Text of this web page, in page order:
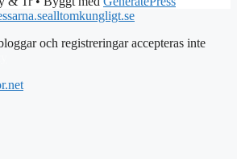
alltomkungligt.se
och registreringar accepteras inte